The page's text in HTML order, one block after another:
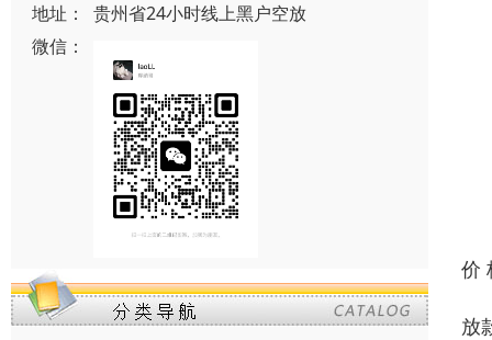
地址：
贵州省24小时线上黑户空放
微信：
价
放